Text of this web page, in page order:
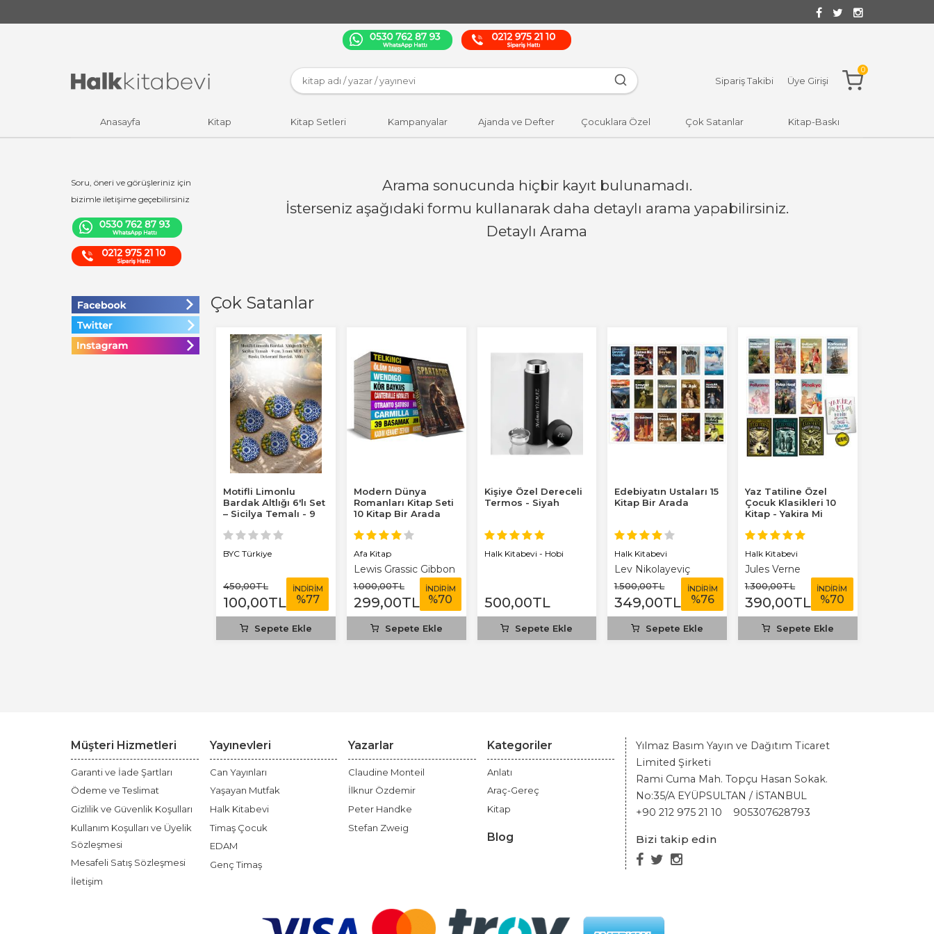
Sipariş Takibi Üye Girişi
0
Anasayfa Kitap Kitap Setleri Kampanyalar Ajanda ve Defter Çocuklara Özel Çok Satanlar Kitap-Baskı
Soru, öneri ve görüşleriniz için
bizimle iletişime geçebilirsiniz
Çok Satanlar
Motifli Limonlu
Bardak Altlığı 6'lı Set
– Sicilya Temalı - 9
BYC Türkiye
450,00TL
100,00TL
İNDİRİM
%77
Sepete Ekle
Modern Dünya
Romanları Kitap Seti
10 Kitap Bir Arada
Afa Kitap
Lewis Grassic Gibbon
1.000,00TL
299,00TL
İNDİRİM
%70
Sepete Ekle
Kişiye Özel Dereceli
Termos - Siyah
Halk Kitabevi - Hobi
500,00TL
Sepete Ekle
Edebiyatın Ustaları 15
Kitap Bir Arada
Halk Kitabevi
Lev Nikolayeviç
Tolstoy
1.500,00TL
349,00TL
İNDİRİM
%76
Sepete Ekle
Yaz Tatiline Özel
Çocuk Klasikleri 10
Kitap - Yakira Mi
Halk Kitabevi
Jules Verne
1.300,00TL
390,00TL
İNDİRİM
%70
Sepete Ekle
Arama sonucunda hiçbir kayıt bulunamadı.
İsterseniz aşağıdaki formu kullanarak daha detaylı arama yapabilirsiniz.
Detaylı Arama
Müşteri Hizmetleri
Garanti ve İade Şartları
Ödeme ve Teslimat
Gizlilik ve Güvenlik Koşulları
Kullanım Koşulları ve Üyelik
Sözleşmesi
Mesafeli Satış Sözleşmesi
İletişim
Yayınevleri
Can Yayınları
Yaşayan Mutfak
Halk Kitabevi
Timaş Çocuk
EDAM
Genç Timaş
Yazarlar
Claudine Monteil
İlknur Özdemir
Peter Handke
Stefan Zweig
Kategoriler
Anlatı
Araç-Gereç
Kitap
Blog
Yılmaz Basım Yayın ve Dağıtım Ticaret
Limited Şirketi
Rami Cuma Mah. Topçu Hasan Sokak.
No:35/A EYÜPSULTAN / İSTANBUL
+90 212 975 21 10
905307628793
Bizi takip edin